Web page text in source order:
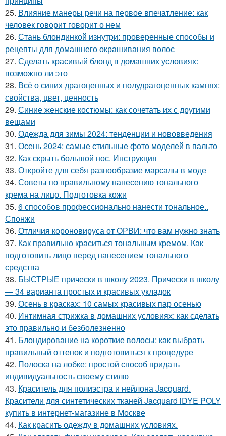
25. Влияние манеры речи на первое впечатление: как
человек говорит говорит о нем
26. Стань блондинкой изнутри: проверенные способы и
рецепты для домашнего окрашивания волос
27. Сделать красивый блонд в домашних условиях:
возможно ли это
28. Всё о синих драгоценных и полудрагоценных камнях:
свойства, цвет, ценность
29. Синие женские костюмы: как сочетать их с другими
вещами
30. Одежда для зимы 2024: тенденции и нововведения
31. Осень 2024: самые стильные фото моделей в пальто
32. Как скрыть большой нос. Инструкция
33. Откройте для себя разнообразие марсалы в моде
34. Советы по правильному нанесению тонального
крема на лицо. Подготовка кожи
35. 6 способов профессионально нанести тональное..
Спонжи
36. Отличия короновируса от ОРВИ: что вам нужно знать
37. Как правильно краситься тональным кремом. Как
подготовить лицо перед нанесением тонального
средства
38. БЫСТРЫЕ прически в школу 2023. Прически в школу
— 34 варианта простых и красивых укладок
39. Осень в красках: 10 самых красивых пар осенью
40. Интимная стрижка в домашних условиях: как сделать
это правильно и безболезненно
41. Блондирование на короткие волосы: как выбрать
правильный оттенок и подготовиться к процедуре
42. Полоска на лобке: простой способ придать
индивидуальность своему стилю
43. Краситель для полиэстра и нейлона Jacquard.
Красители для синтетических тканей Jacquard iDYE POLY
купить в интернет-магазине в Москве
44. Как красить одежду в домашних условиях.